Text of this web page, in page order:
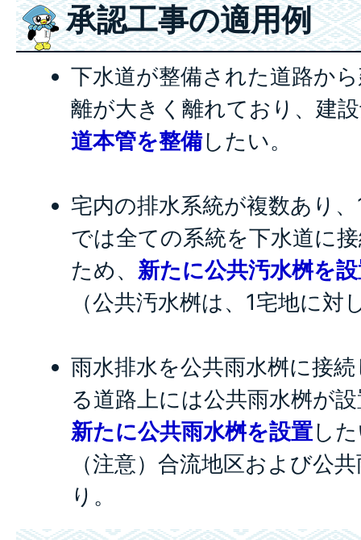
承認工事の適用例
下水道が整備された道路か
離が大きく離れており、建
道本管を整備したい。
宅内の排水系統が複数あり
では全ての系統を下水道に
ため、 新たに公共汚水桝を
（公共汚水桝は、1宅地に対
雨水排水を公共雨水桝に接
る道路上には公共雨水桝が
新たに公共雨水桝を設置し
（注意）合流地区および公
り。